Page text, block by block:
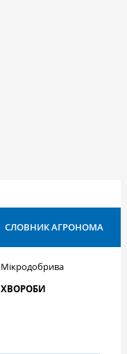
СЛОВНИК АГРОНОМА
Мікродобрива
ХВОРОБИ